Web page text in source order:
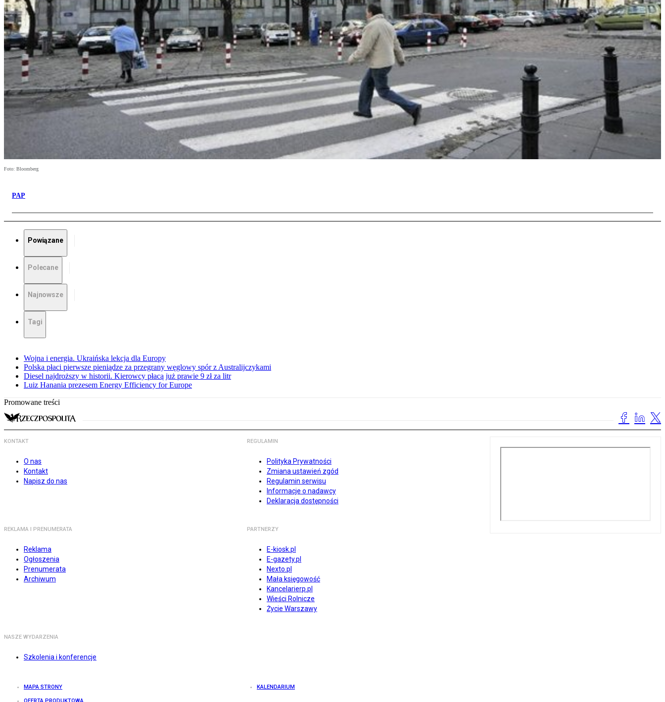
Foto: Bloomberg
PAP
Powiązane
Polecane
Najnowsze
Tagi
Wojna i energia. Ukraińska lekcja dla Europy
Polska płaci pierwsze pieniądze za przegrany węglowy spór z Australijczykami
Diesel najdroższy w historii. Kierowcy płacą już prawie 9 zł za litr
Luiz Hanania prezesem Energy Efficiency for Europe
Promowane treści
KONTAKT
O nas
Kontakt
Napisz do nas
REGULAMIN
Polityka Prywatności
Zmiana ustawień zgód
Regulamin serwisu
Informacje o nadawcy
Deklaracja dostępności
REKLAMA I PRENUMERATA
Reklama
Ogłoszenia
Prenumerata
Archiwum
PARTNERZY
E-kiosk.pl
E-gazety.pl
Nexto.pl
Mała księgowość
Kancelarierp.pl
Wieści Rolnicze
Życie Warszawy
NASZE WYDARZENIA
Szkolenia i konferencje
MAPA STRONY KALENDARIUM